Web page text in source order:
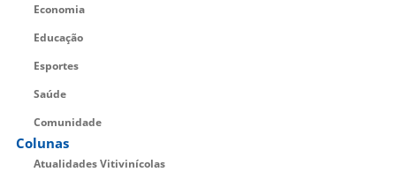
Economia
Educação
Esportes
Saúde
Comunidade
Colunas
Atualidades Vitivinícolas